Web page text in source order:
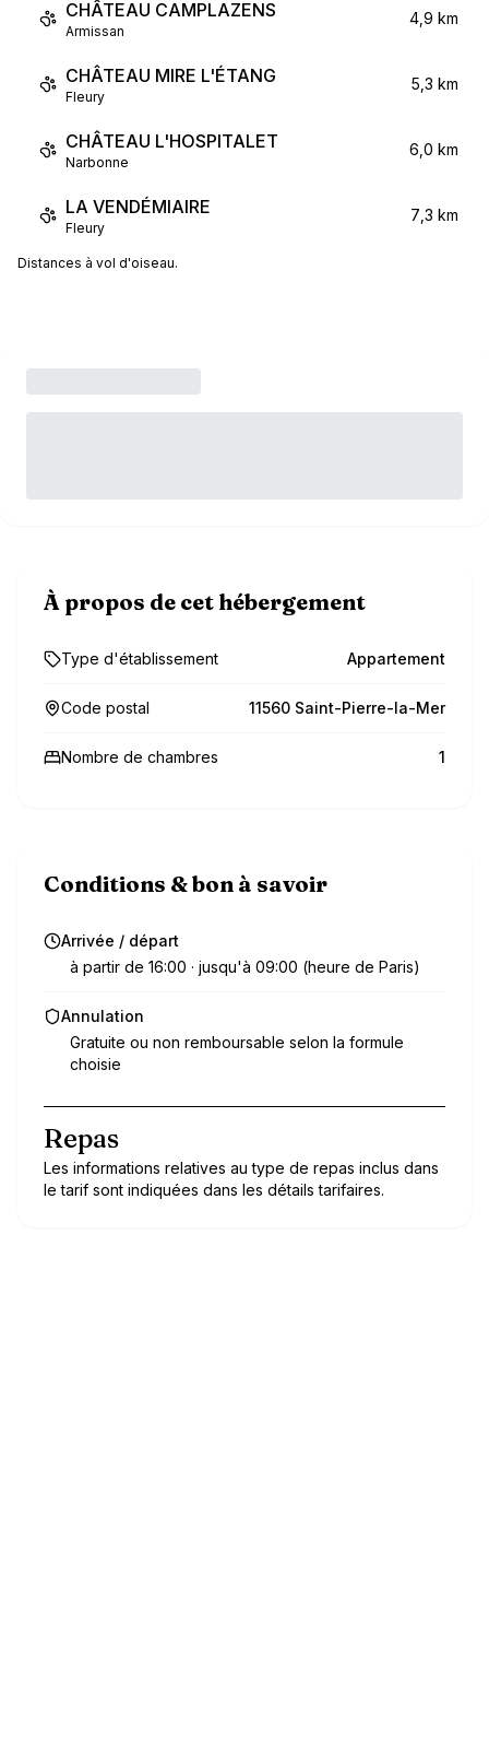
CHÂTEAU CAMPLAZENS
Armissan
4,9 km
CHÂTEAU MIRE L'ÉTANG
Fleury
5,3 km
CHÂTEAU L'HOSPITALET
Narbonne
6,0 km
LA VENDÉMIAIRE
Fleury
7,3 km
Distances à vol d'oiseau.
À propos de cet hébergement
Type d'établissement Appartement
Code postal 11560 Saint-Pierre-la-Mer
Nombre de chambres 1
Conditions & bon à savoir
Arrivée / départ
à partir de 16:00 · jusqu'à 09:00 (heure de Paris)
Annulation
Gratuite ou non remboursable selon la formule
choisie
Repas
Les informations relatives au type de repas inclus dans
le tarif sont indiquées dans les détails tarifaires.